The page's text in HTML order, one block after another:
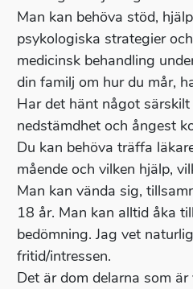
Man kan behöva stöd,
psykologiska strategier
medicinsk behandling
din familj om hur du mår,
Har det hänt något
nedstämdhet och ångest
Du kan behöva träffa
mående och vilken hjälp,
Man kan vända sig,
18 år. Man kan alltid åka
bedömning. Jag vet
fritid/intressen.
Det är dom delarna som